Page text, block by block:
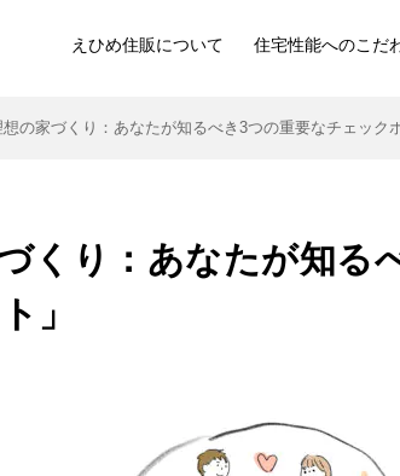
えひめ住販について 住宅性能へのこだ
想の家づくり：あなたが知るべき3つの重要なチェック
づくり：あなたが知る
」